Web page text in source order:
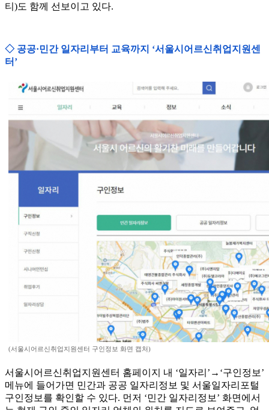
티)도 함께 선보이고 있다.
◇ 공공·민간 일자리부터 교육까지 ‘서울시어르신취업지원센
터’
(서울시어르신취업지원센터 구인정보 화면 캡처)
서울시어르신취업지원센터 홈페이지 내 ‘일자리’→‘구인정보’
메뉴에 들어가면 민간과 공공 일자리정보 및 서울일자리포털
구인정보를 확인할 수 있다. 먼저 ‘민간 일자리정보’ 화면에서